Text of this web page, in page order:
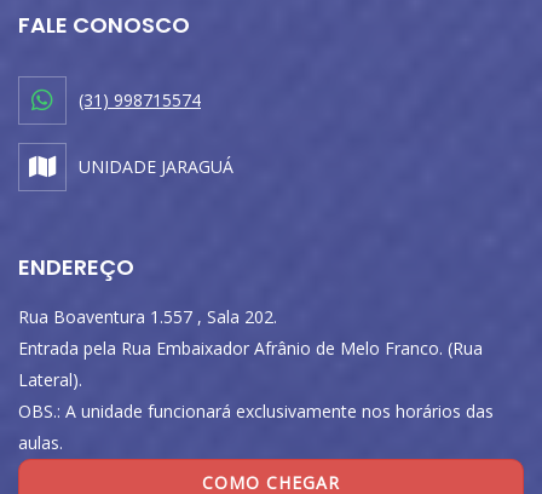
FALE CONOSCO
(31) 998715574
UNIDADE JARAGUÁ
ENDEREÇO
Rua Boaventura 1.557 , Sala 202.
Entrada pela Rua Embaixador Afrânio de Melo Franco. (Rua
Lateral).
OBS.: A unidade funcionará exclusivamente nos horários das
aulas.
COMO CHEGAR